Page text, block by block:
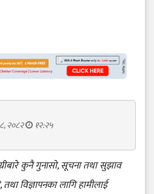
२०८२ १२:२५
कुनै गुनासो, सूचना तथा सुझाव
विज्ञापनका लागि हामीलाई